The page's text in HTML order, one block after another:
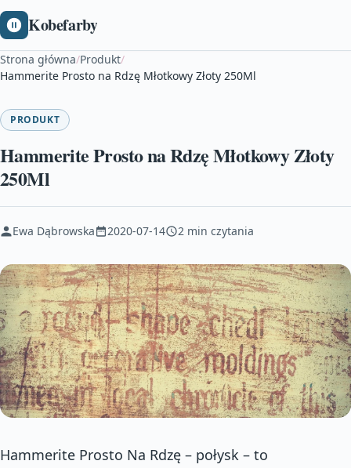
Kobefarby
Strona główna/Produkt/
Hammerite Prosto na Rdzę Młotkowy Złoty 250Ml
PRODUKT
Hammerite Prosto na Rdzę Młotkowy Złoty
250Ml
Ewa Dąbrowska 2020-07-14 2 min czytania
Hammerite Prosto Na Rdzę – połysk – to